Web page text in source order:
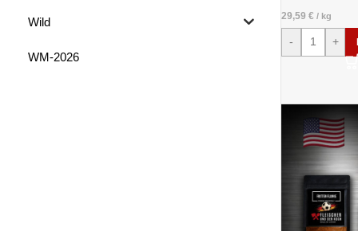
Wild
WM-2026
29,59 € / kg
- +